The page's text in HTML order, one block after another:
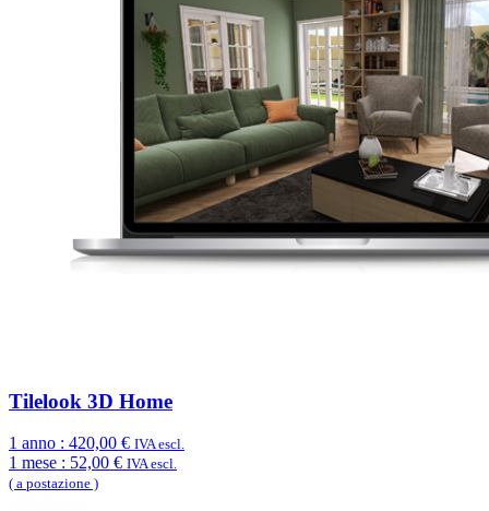
Tilelook 3D Home
1 anno : 420,00 € IVA escl.
1 mese : 52,00 € IVA escl.
( a postazione )